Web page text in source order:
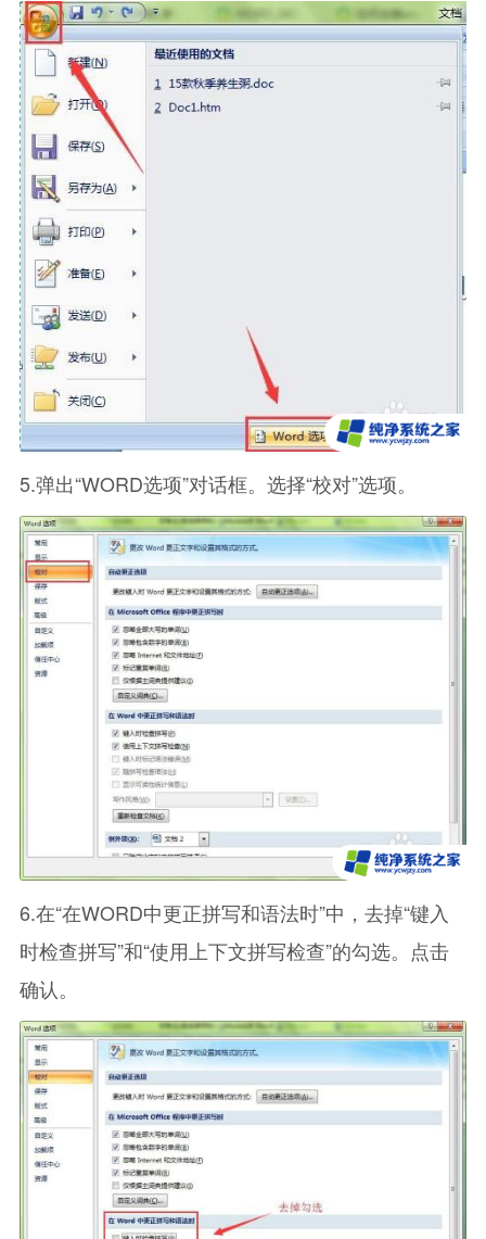
5.弹出“WORD选项”对话框。选择“校对”选项。
6.在“在WORD中更正拼写和语法时”中，去掉“键入
时检查拼写”和“使用上下文拼写检查”的勾选。点击
确认。